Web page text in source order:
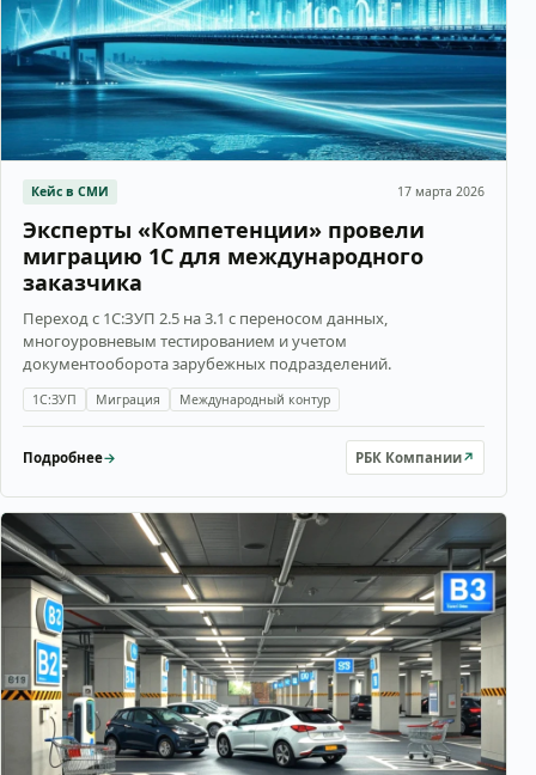
Кейс в СМИ 17 марта 2026
Эксперты «Компетенции» провели
миграцию 1С для международного
заказчика
Переход с 1С:ЗУП 2.5 на 3.1 с переносом данных,
многоуровневым тестированием и учетом
документооборота зарубежных подразделений.
1С:ЗУП Миграция Международный контур
Подробнее→ РБК Компании↗